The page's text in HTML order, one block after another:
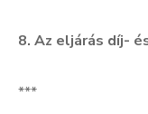
8. Az eljárás díj-
***